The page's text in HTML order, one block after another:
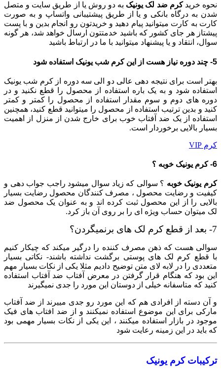
نحوه خریدکرم ضد لک یونیک به دو روش یا از طریق سایت و متصل
شدن به درگاه بانکی و یا از طریق پیشتیبانی واتساپ و به صورت
کارت به کارت میتوانید پیام دهید و خریدتون رو انجام بدین و با پست
پیشتاز هر جای کشور که باشید خدمتتون ارسال خواهد شد، هر گونه
سوال، انتقاد و یا پیشنهاد میتوانید با ما در ارتباط باشید
5- چند دوره نیاز هست از این کرم شب یونیک استفاده شود
بهتر است برای نتیجه دهی عالی دو الی سه دوره از کرم شب یونیک
استفاده شود و به یک باره استفاده از محصول را قطع نکنید و در
دوره های دوم و سوم مقدار استفاده از محصول را کمتر و کمتر
کنید و بدین ترتیب استفاده از محصول را میتوانید قطع کنید، همچنین
استفاده از یک ضد آفتاب خوب برای خارج شدن از منزل از اهمیت
بسیار بالایی برخوردار است.
کرم VIP
6- کرم یونیک خوبه ؟
کرم یونیک خوبه ؟ سوالی که زیاد سوال میشود راجب جواب دهی و
کیفیت و رضایت محصول ، مصرف کنندگان محصول رضایت بسیار
بالایی را از این محصول ثبت کرده اند و به عنوان یک محصول ضد
لک میتوان حساب ویژه ای را بر روی آن باز کرد.
7- بعد از قطع کرم لک های برنمیگردن؟
سوالی هست که ذهن مصرف کننده را درگیر میکند که چیکار کنیم
با قطع کرم لک های پوستی برگشت نداشته باشند- نکاتی بسیار
متعددی را در لابه لای متن توضیح دادیم مثلا یکی از نکات بسیار مهم
این بود که هنگام قرار گرفتن در معرض آفتاب ضد آفتاب استفاده
کنید که متاسفانه خیلی از دوستان این مورد را جدی نمیگیرند
و آن دسته از افرادی هم که این مورد رو جدی مییرند از ضد آفتاب
مارکی برای این موضوع استفاده نمیکنند و از ضد افتاب های فیک
موجود در بازار استفاده میکنند ، این یکی از نکات بسیار مهمی بود
که باید در این زمینه رعایت شود
ترکیبات کرم یونیک